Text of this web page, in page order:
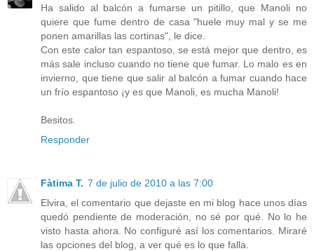
Ha salido al balcón a fumarse un pitillo, que Manoli no
quiere que fume dentro de casa "huele muy mal y se me
ponen amarillas las cortinas", le dice.
Con este calor tan espantoso, se está mejor que dentro, es
más sale incluso cuando no tiene que fumar. Lo malo es en
invierno, que tiene que salir al balcón a fumar cuando hace
un frío espantoso ¡y es que Manoli, es mucha Manoli!
Besitos.
Responder
Fàtima T. 7 de julio de 2010 a las 7:00
Elvira, el comentario que dejaste en mi blog hace unos días
quedó pendiente de moderación, no sé por qué. No lo he
visto hasta ahora. No configuré así los comentarios. Miraré
las opciones del blog, a ver qué es lo que falla.